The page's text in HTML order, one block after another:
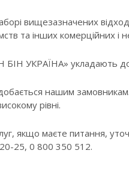
вищезазначених
та інших комерційних і
УКРАЇНА» укладають
нашим
рівні.
якщо маєте питання,
25, 0 800 350 512.